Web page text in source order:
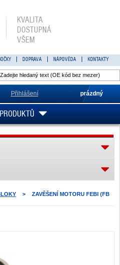
KVALITA
DOSTUPNÁ
VŠEM
DOPRAVA NÁPOVĚDA KONTAKTY
Přihlášení prázdný
>
ZAVĚŠENÍ MOTORU FEBI (FB